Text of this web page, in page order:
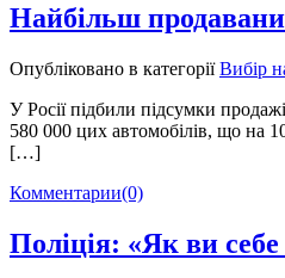
Найбільш
Опубліковано в категоріїВибір
У Росії підбили підсумки
580 000 цих автомобілів, що на
[…]
Комментарии(0)
Поліція: «Як ви себе